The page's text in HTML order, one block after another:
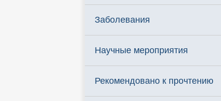
Заболевания
Научные мероприятия
Рекомендовано к прочтению